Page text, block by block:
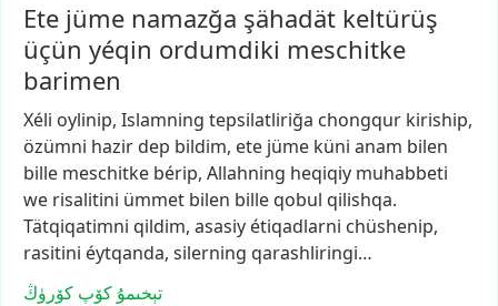
Ete jüme namazğa şähadät keltürüş
üçün yéqin ordumdiki meschitke
barimen
Xéli oylinip, Islamning tepsilatliriğa chongqur kiriship,
özümni hazir dep bildim, ete jüme küni anam bilen
bille meschitke bérip, Allahning heqiqiy muhabbeti
we risalitini ümmet bilen bille qobul qilishqa.
Tätqiqatimni qildim, asasiy étiqadlarni chüshenip,
rasitini éytqanda, silerning qarashliringi…
تېخىمۇ كۆپ كۆرۈڭ